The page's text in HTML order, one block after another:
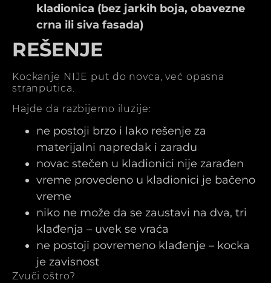
kladionica (bez jarkih boja, obavezne
crna ili siva fasada)
REŠENJE
Kockanje NIJE put do novca, već opasna
stranputica.
Hajde da razbijemo iluzije:
ne postoji brzo i lako rešenje za
materijalni napredak i zaradu
novac stečen u kladionici nije zarađen
vreme provedeno u kladionici je bačeno
vreme
niko ne može da se zaustavi na dva, tri
klađenja – uvek se vraća
ne postoji povremeno klađenje – kocka
je zavisnost
Zvuči oštro?